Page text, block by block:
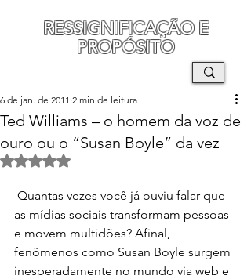
RESSIGNIFICAÇÃO E
PROPÓSITO
Ted Williams – o homem da voz de
ouro ou o “Susan Boyle” da vez
6 de jan. de 2011 2 min de leitura
Avaliado com NaN de 5 estrelas.
as mídias sociais transformam pessoas
e movem multidões? Afinal,
fenômenos como Susan Boyle surgem
inesperadamente no mundo via web e